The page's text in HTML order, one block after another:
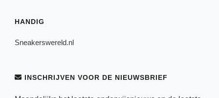
HANDIG
Sneakerswereld.nl
INSCHRIJVEN VOOR DE NIEUWSBRIEF